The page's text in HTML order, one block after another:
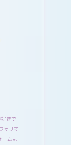
きで
ォリオ
ームよ